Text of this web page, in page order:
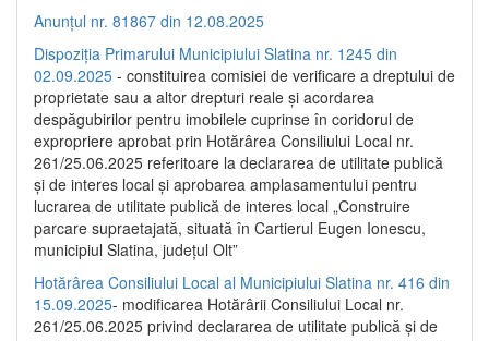
Anunțul nr. 81867 din 12.08.2025
Dispoziția Primarului Municipiului Slatina nr. 1245 din
02.09.2025 - constituirea comisiei de verificare a dreptului de
proprietate sau a altor drepturi reale și acordarea
despăgubirilor pentru imobilele cuprinse în coridorul de
expropriere aprobat prin Hotărârea Consiliului Local nr.
261/25.06.2025 referitoare la declararea de utilitate publică
și de interes local și aprobarea amplasamentului pentru
lucrarea de utilitate publică de interes local „Construire
parcare supraetajată, situată în Cartierul Eugen Ionescu,
municipiul Slatina, județul Olt”
Hotărârea Consiliului Local al Municipiului Slatina nr. 416 din
15.09.2025- modificarea Hotărârii Consiliului Local nr.
261/25.06.2025 privind declararea de utilitate publică și de